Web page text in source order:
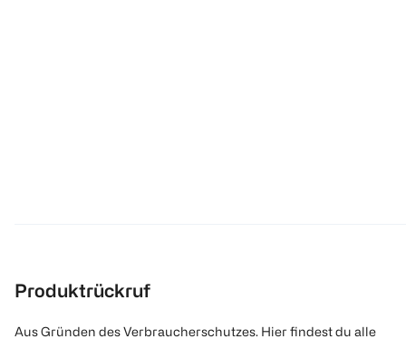
Produktrückruf
Aus Gründen des Verbraucherschutzes. Hier findest du alle